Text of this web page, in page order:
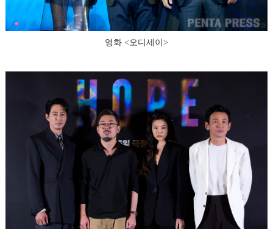
영화 <오디세이>